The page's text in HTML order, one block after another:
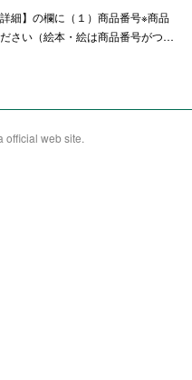
細】の欄に（１）商品番号※商品
さい（絵本・絵は商品番号がつ…
official web site.